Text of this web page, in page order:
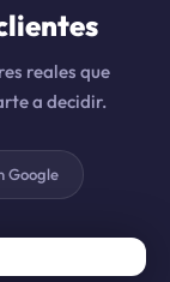
reales que
a decidir.
Google